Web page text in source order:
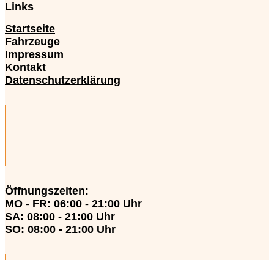
Links
Startseite
Fahrzeuge
Impressum
Kontakt
Datenschutzerklärung
Öffnungszeiten:
MO - FR: 06:00 - 21:00 Uhr
SA: 08:00 - 21:00 Uhr
SO: 08:00 - 21:00 Uhr